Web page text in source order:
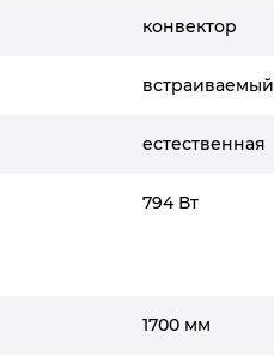
конвектор
встраиваемый
естественная
794 Вт
1700 мм